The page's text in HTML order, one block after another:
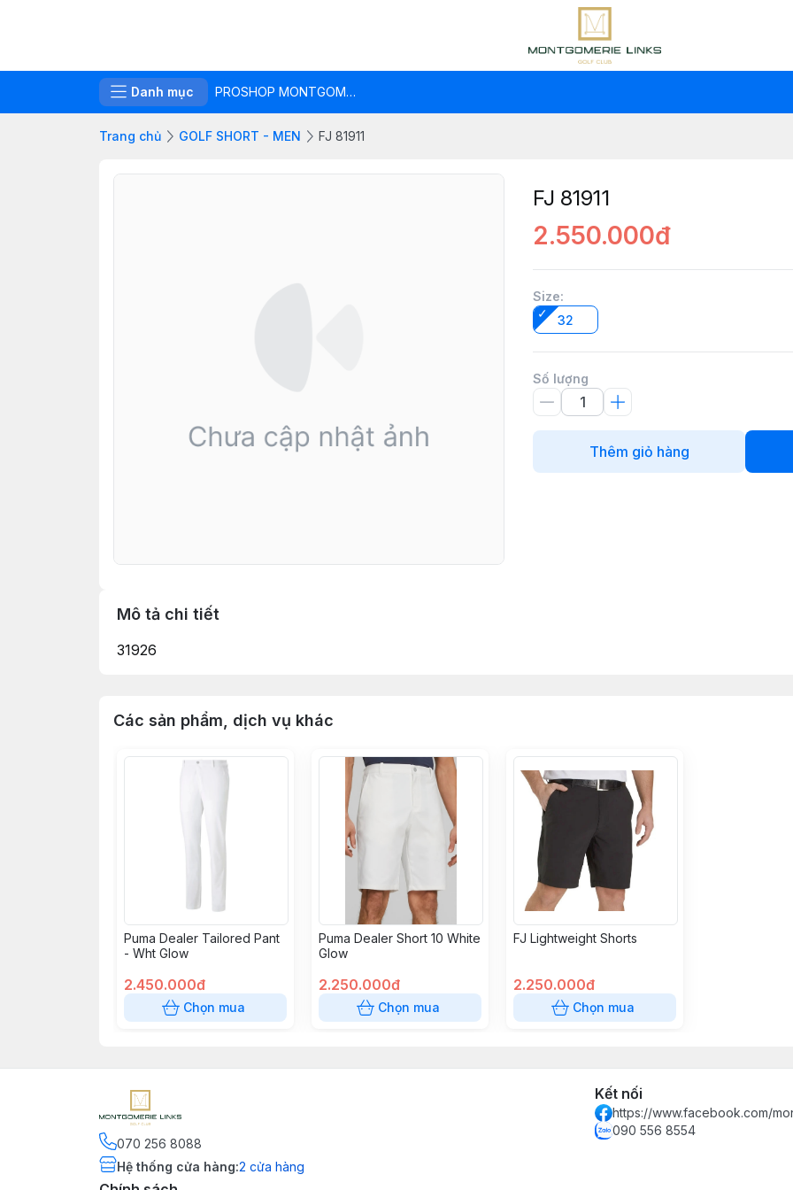
Danh mục PROSHOP MONTGOMERIE LINKS
Trang chủ GOLF SHORT - MEN FJ 81911
FJ 81911
2.550.000đ
Size:
32
Số lượng
Thêm giỏ hàng
Mô tả chi tiết
31926
Các sản phẩm, dịch vụ khác
Puma Dealer Tailored Pant
- Wht Glow
2.450.000đ
Chọn mua
Puma Dealer Short 10 White
Glow
2.250.000đ
Chọn mua
FJ Lightweight Shorts
2.250.000đ
Chọn mua
070 256 8088
Hệ thống cửa hàng:2 cửa hàng
Kết nối
https://www.facebook.com/
090 556 8554